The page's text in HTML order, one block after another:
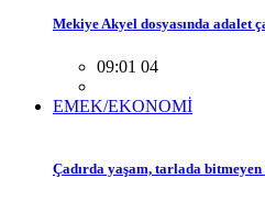
Mekiye Akyel dosyasında adalet
09:01 04
EMEK/EKONOMİ
Çadırda yaşam, tarlada bitmeyen